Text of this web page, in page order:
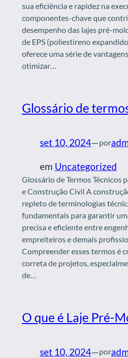
sua eficiência e rapidez na
componentes-chave que
desempenho das lajes pré-
de EPS (poliestireno
oferece uma série de
otimizar…
Glossário de
set 10, 2024—por
em Uncategorized
Glossário de Termos Técnicos
e Construção Civil A
repleto de terminologias
fundamentais para garantir
precisa e eficiente entre
empreiteiros e demais
Compreender esses termos é
correta de projetos,
de…
O que é Laje Pré-
set 10, 2024—por